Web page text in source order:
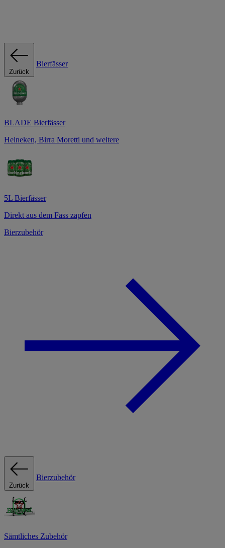
Zurück
Bierfässer
BLADE Bierfässer
Heineken, Birra Moretti und weitere
5L Bierfässer
Direkt aus dem Fass zapfen
Bierzubehör
Zurück
Bierzubehör
Sämtliches Zubehör